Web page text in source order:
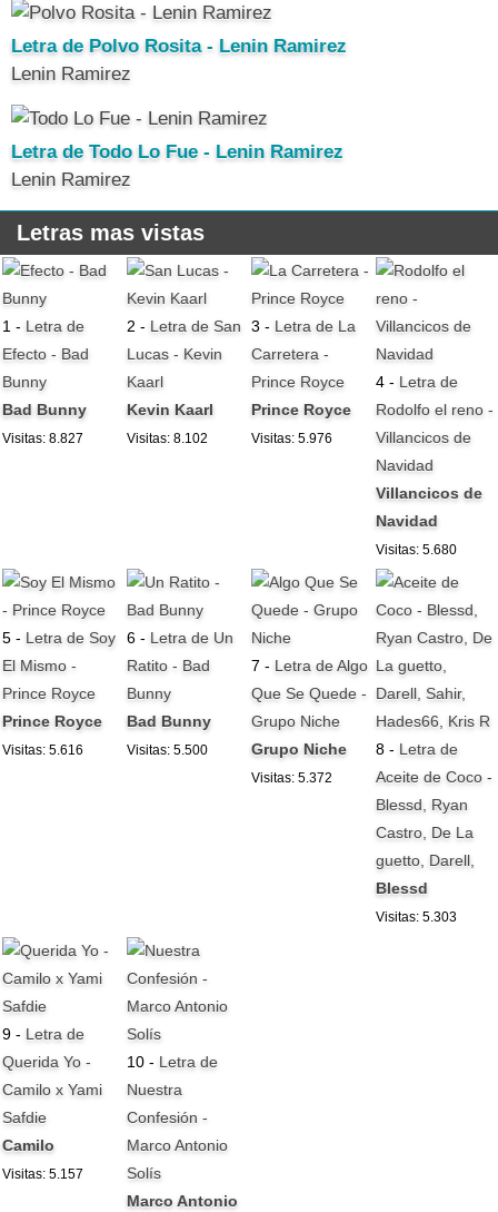
Letra de Polvo Rosita - Lenin Ramirez
Lenin Ramirez
Letra de Todo Lo Fue - Lenin Ramirez
Lenin Ramirez
Letras mas vistas
1 - Letra de
Efecto - Bad
Bunny
Bad Bunny
Visitas: 8.827
2 - Letra de San
Lucas - Kevin
Kaarl
Kevin Kaarl
Visitas: 8.102
3 - Letra de La
Carretera -
Prince Royce
Prince Royce
Visitas: 5.976
4 - Letra de
Rodolfo el reno -
Villancicos de
Navidad
Villancicos de
Navidad
Visitas: 5.680
5 - Letra de Soy
El Mismo -
Prince Royce
Prince Royce
Visitas: 5.616
6 - Letra de Un
Ratito - Bad
Bunny
Bad Bunny
Visitas: 5.500
7 - Letra de Algo
Que Se Quede -
Grupo Niche
Grupo Niche
Visitas: 5.372
8 - Letra de
Aceite de Coco -
Blessd, Ryan
Castro, De La
guetto, Darell,
Blessd
Visitas: 5.303
9 - Letra de
Querida Yo -
Camilo x Yami
Safdie
Camilo
Visitas: 5.157
10 - Letra de
Nuestra
Confesión -
Marco Antonio
Solís
Marco Antonio